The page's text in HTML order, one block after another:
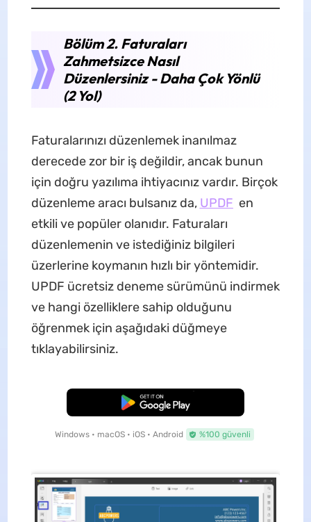
Bölüm 2. Faturaları
Zahmetsizce Nasıl
Düzenlersiniz - Daha Çok Yönlü
(2 Yol)
Faturalarınızı düzenlemek inanılmaz
derecede zor bir iş değildir, ancak bunun
için doğru yazılıma ihtiyacınız vardır. Birçok
düzenleme aracı bulsanız da, UPDF en
etkili ve popüler olanıdır. Faturaları
düzenlemenin ve istediğiniz bilgileri
üzerlerine koymanın hızlı bir yöntemidir.
UPDF ücretsiz deneme sürümünü indirmek
ve hangi özelliklere sahip olduğunu
öğrenmek için aşağıdaki düğmeye
tıklayabilirsiniz.
Ücretsiz İndirme
Windows • macOS • iOS • Android %100 güvenli